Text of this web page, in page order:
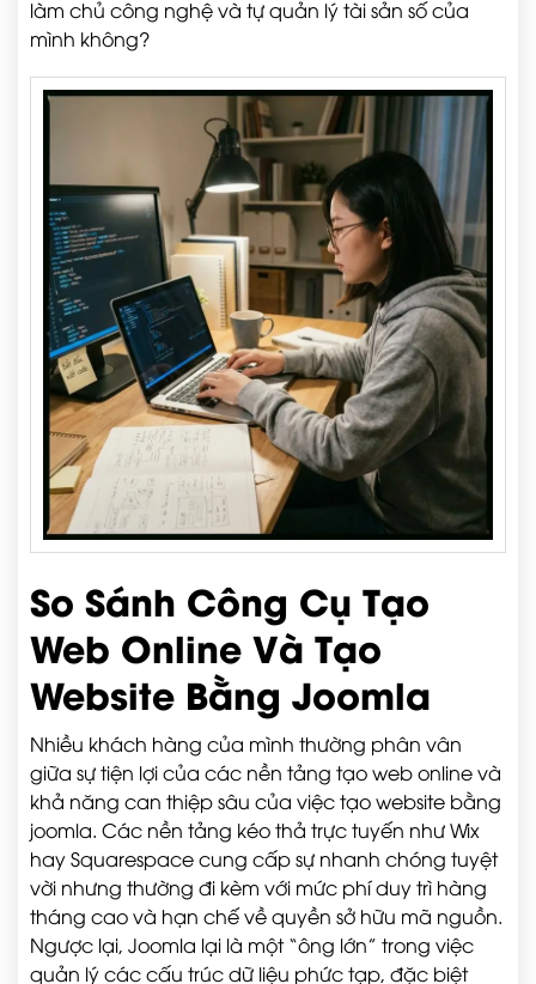
làm chủ công nghệ và tự quản lý tài sản số của
mình không?
So Sánh Công Cụ Tạo
Web Online Và Tạo
Website Bằng Joomla
Nhiều khách hàng của mình thường phân vân
giữa sự tiện lợi của các nền tảng tạo web online và
khả năng can thiệp sâu của việc tạo website bằng
joomla. Các nền tảng kéo thả trực tuyến như Wix
hay Squarespace cung cấp sự nhanh chóng tuyệt
vời nhưng thường đi kèm với mức phí duy trì hàng
tháng cao và hạn chế về quyền sở hữu mã nguồn.
Ngược lại, Joomla lại là một “ông lớn” trong việc
quản lý các cấu trúc dữ liệu phức tạp, đặc biệt